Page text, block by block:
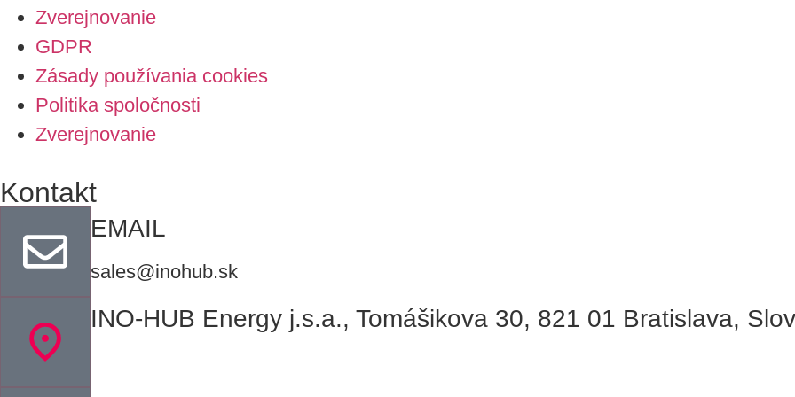
Zverejnovanie
GDPR
Zásady používania cookies
Politika spoločnosti
Zverejnovanie
Kontakt
EMAIL
sales@inohub.sk
INO-HUB Energy j.s.a., Tomášikova 30, 821 01 Bratislava,